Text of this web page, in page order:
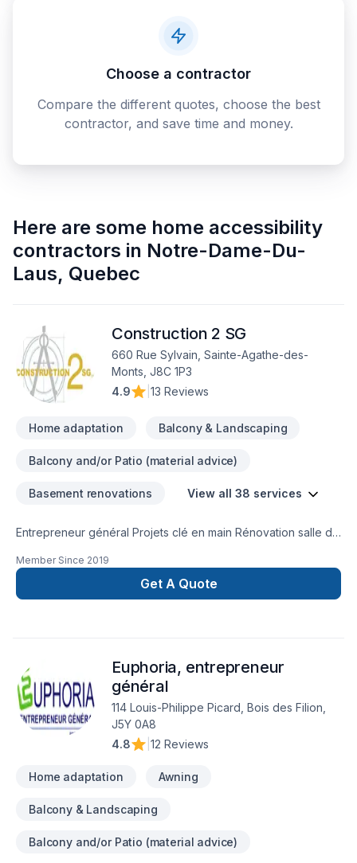
Choose a contractor
Compare the different quotes, choose the best
contractor, and save time and money.
Here are some home accessibility
contractors in Notre-Dame-Du-
Laus, Quebec
Construction 2 SG
660 Rue Sylvain, Sainte-Agathe-des-
Monts, J8C 1P3
4.9
13 Reviews
Home adaptation Balcony & Landscaping
Balcony and/or Patio (material advice)
Basement renovations View all 38 services
Entrepreneur général Projets clé en main Rénovation salle de
et une en Estrie pour mieux vous servir
Member Since 2019
Get A Quote
Euphoria, entrepreneur
général
114 Louis-Philippe Picard, Bois des Filion,
J5Y 0A8
4.8
12 Reviews
Home adaptation Awning
Balcony & Landscaping
Balcony and/or Patio (material advice)